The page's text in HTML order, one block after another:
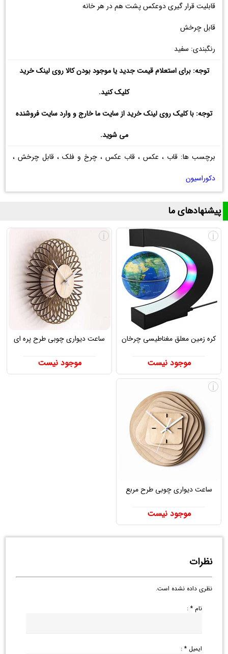
قابلیت قرار گیری دوعکس پشت هم در هر خانه
قابل چرخش
رنگبندی: سفید
توجه: برای استعلام قیمت جدید یا موجود بودن کالا روی لینک خرید
کلیک کنید.
توجه: با کلیک روی لینک خرید از سایت ما خارج و وارد سایت فروشنده
می شوید.
برچسب ها: قاب ، عکس ، قاب عکس ، چرخ و فلک ، قابل چرخش ،
دکوراسیون
پیشنهادهای ما
کره زمین معلق مغناطیسی چرخان
موجود نیست
i
ساعت دیواری چوبی طرح پره ای
موجود نیست
i
ساعت دیواری چوبی طرح مربع
موجود نیست
i
نظرات
نظری داده نشده است.
نام * :
ایمیل * :